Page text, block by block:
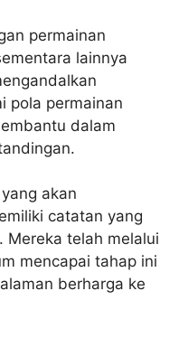
permainan
lainnya
pola permainan
dalam
akan
catatan yang
Mereka telah melalui
mencapai tahap ini
berharga ke